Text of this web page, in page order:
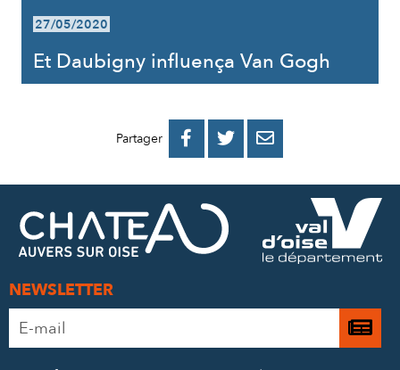
27/05/2020
Et Daubigny influença Van Gogh
Partager 
PARTAGER
FACEBOOK
PARTAGER
PARTAGER
MAIL
NEWSLETTER
Adresse
e-
Je